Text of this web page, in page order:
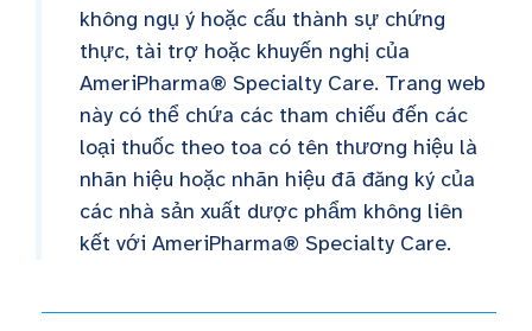
không ngụ ý hoặc cấu thành sự chứng
thực, tài trợ hoặc khuyến nghị của
AmeriPharma® Specialty Care. Trang web
này có thể chứa các tham chiếu đến các
loại thuốc theo toa có tên thương hiệu là
nhãn hiệu hoặc nhãn hiệu đã đăng ký của
các nhà sản xuất dược phẩm không liên
kết với AmeriPharma® Specialty Care.